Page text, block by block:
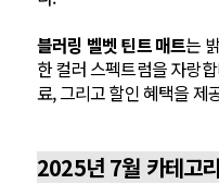
블러링 벨벳 틴트 매트는
한 컬러 스펙트럼을 자랑
료, 그리고 할인 혜택을 제
2025년 7월 카테고